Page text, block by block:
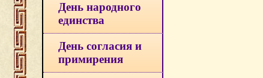
День народного
единства
День согласия и
примирения